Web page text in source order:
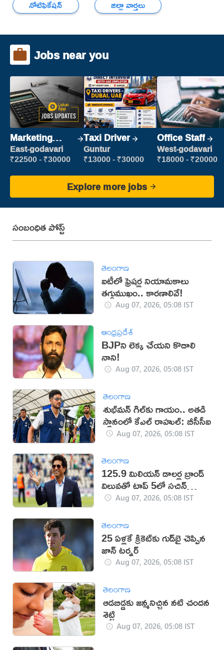
నోటిఫికేషన్ జిల్లా వార్తలు
Jobs near you
Marketing
Executive
East-godavari
₹22500 - ₹30000
Taxi Driver
Guntur
₹13000 - ₹30000
Office Staff
West-godavari
₹18000 - ₹20000
Explore more jobs
సంబంధిత పోస్ట్
తెలంగాణ
ఐటీలో ఫ్రెషర్ల నియామకాలు
తగ్గుముఖం.. కారణాలివే!
Aug 07, 2026, 05:08 IST
ఆంధ్రప్రదేశ్
BJPని లెక్క చేయని కొడాలి
నాని!
Aug 07, 2026, 05:08 IST
తెలంగాణ
శుభ్‌మన్‌ గిల్‌కు గాయం.. అతడి
స్థానంలో కేఎల్ రాహుల్: బీసీసీఐ
Aug 07, 2026, 05:08 IST
తెలంగాణ
125.9 మిలియన్ డాలర్ల బ్రాండ్
విలువతో టాప్ 5లో సచిన్
టెండూల్కర్
Aug 07, 2026, 05:08 IST
తెలంగాణ
25 ఏళ్లకే క్రికెట్‌కు గుడ్‌బై చెప్పిన
జాన్ టర్నర్
Aug 07, 2026, 05:08 IST
తెలంగాణ
ఆడబిడ్డకు జన్మనిచ్చిన నటి చందన
శెట్టి
Aug 07, 2026, 05:08 IST